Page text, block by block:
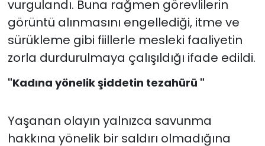
vurgulandı. Buna rağmen görevlilerin
görüntü alınmasını engellediği, itme ve
sürükleme gibi fiillerle mesleki faaliyetin
zorla durdurulmaya çalışıldığı ifade edildi.
"Kadına yönelik şiddetin tezahürü "
Yaşanan olayın yalnızca savunma
hakkına yönelik bir saldırı olmadığına